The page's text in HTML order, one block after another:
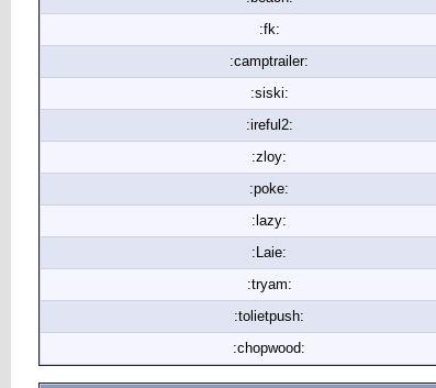
:fk:
:camptrailer:
:siski:
:ireful2:
:zloy:
:poke:
:lazy:
:Laie:
:tryam:
:tolietpush:
:chopwood: